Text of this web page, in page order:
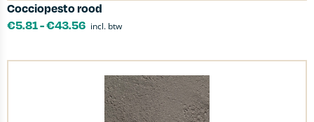
Cocciopesto rood
€5.81-€43.56 incl. btw